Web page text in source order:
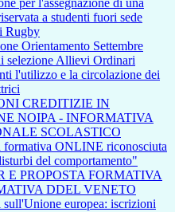
per l'assegnazione di una
a studenti fuori sede
Rugby
Orientamento Settembre
selezione Allievi Ordinari
l'utilizzo e la circolazione dei
CREDITIZIE IN
NOIPA - INFORMATIVA
SCOLASTICO
formativa ONLINE riconosciuta
del comportamento"
E PROPOSTA FORMATIVA
DDEL VENETO
sull'Unione europea: iscrizioni